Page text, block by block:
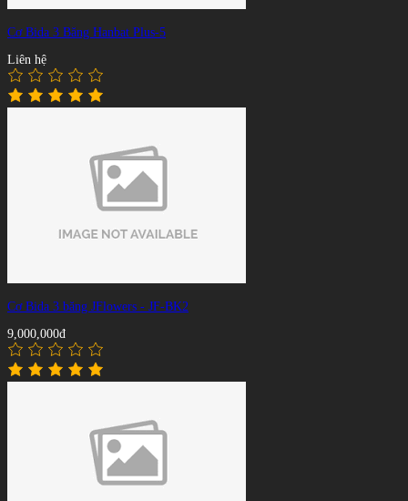
Cơ Bida 3 Băng Hanbat Plus-5
Liên hệ
Cơ Bida 3 băng JFlowers - JF-BK2
9,000,000đ